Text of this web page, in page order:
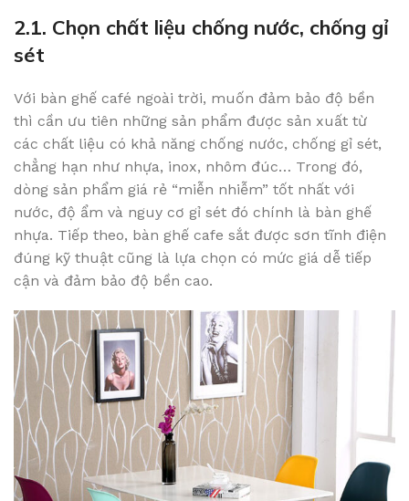
2.1. Chọn chất liệu chống nước, chống gỉ
sét
Với bàn ghế café ngoài trời, muốn đảm bảo độ bền
thì cần ưu tiên những sản phẩm được sản xuất từ
các chất liệu có khả năng chống nước, chống gỉ sét,
chẳng hạn như nhựa, inox, nhôm đúc… Trong đó,
dòng sản phẩm giá rẻ “miễn nhiễm” tốt nhất với
nước, độ ẩm và nguy cơ gỉ sét đó chính là bàn ghế
nhựa. Tiếp theo, bàn ghế cafe sắt được sơn tĩnh điện
đúng kỹ thuật cũng là lựa chọn có mức giá dễ tiếp
cận và đảm bảo độ bền cao.